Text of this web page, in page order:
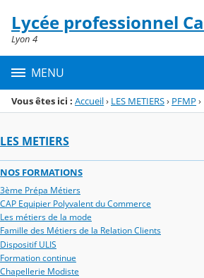
Menu de la rubrique
Contenu
Lycée professionnel
Lyon 4
MENU
Vous êtes ici : Accueil› LES METIERS› PFMP ›
LES METIERS
NOS FORMATIONS
3ème Prépa Métiers
CAP Equipier Polyvalent du Commerce
Les métiers de la mode
Famille des Métiers de la Relation Clients
Dispositif ULIS
Formation continue
Chapellerie Modiste